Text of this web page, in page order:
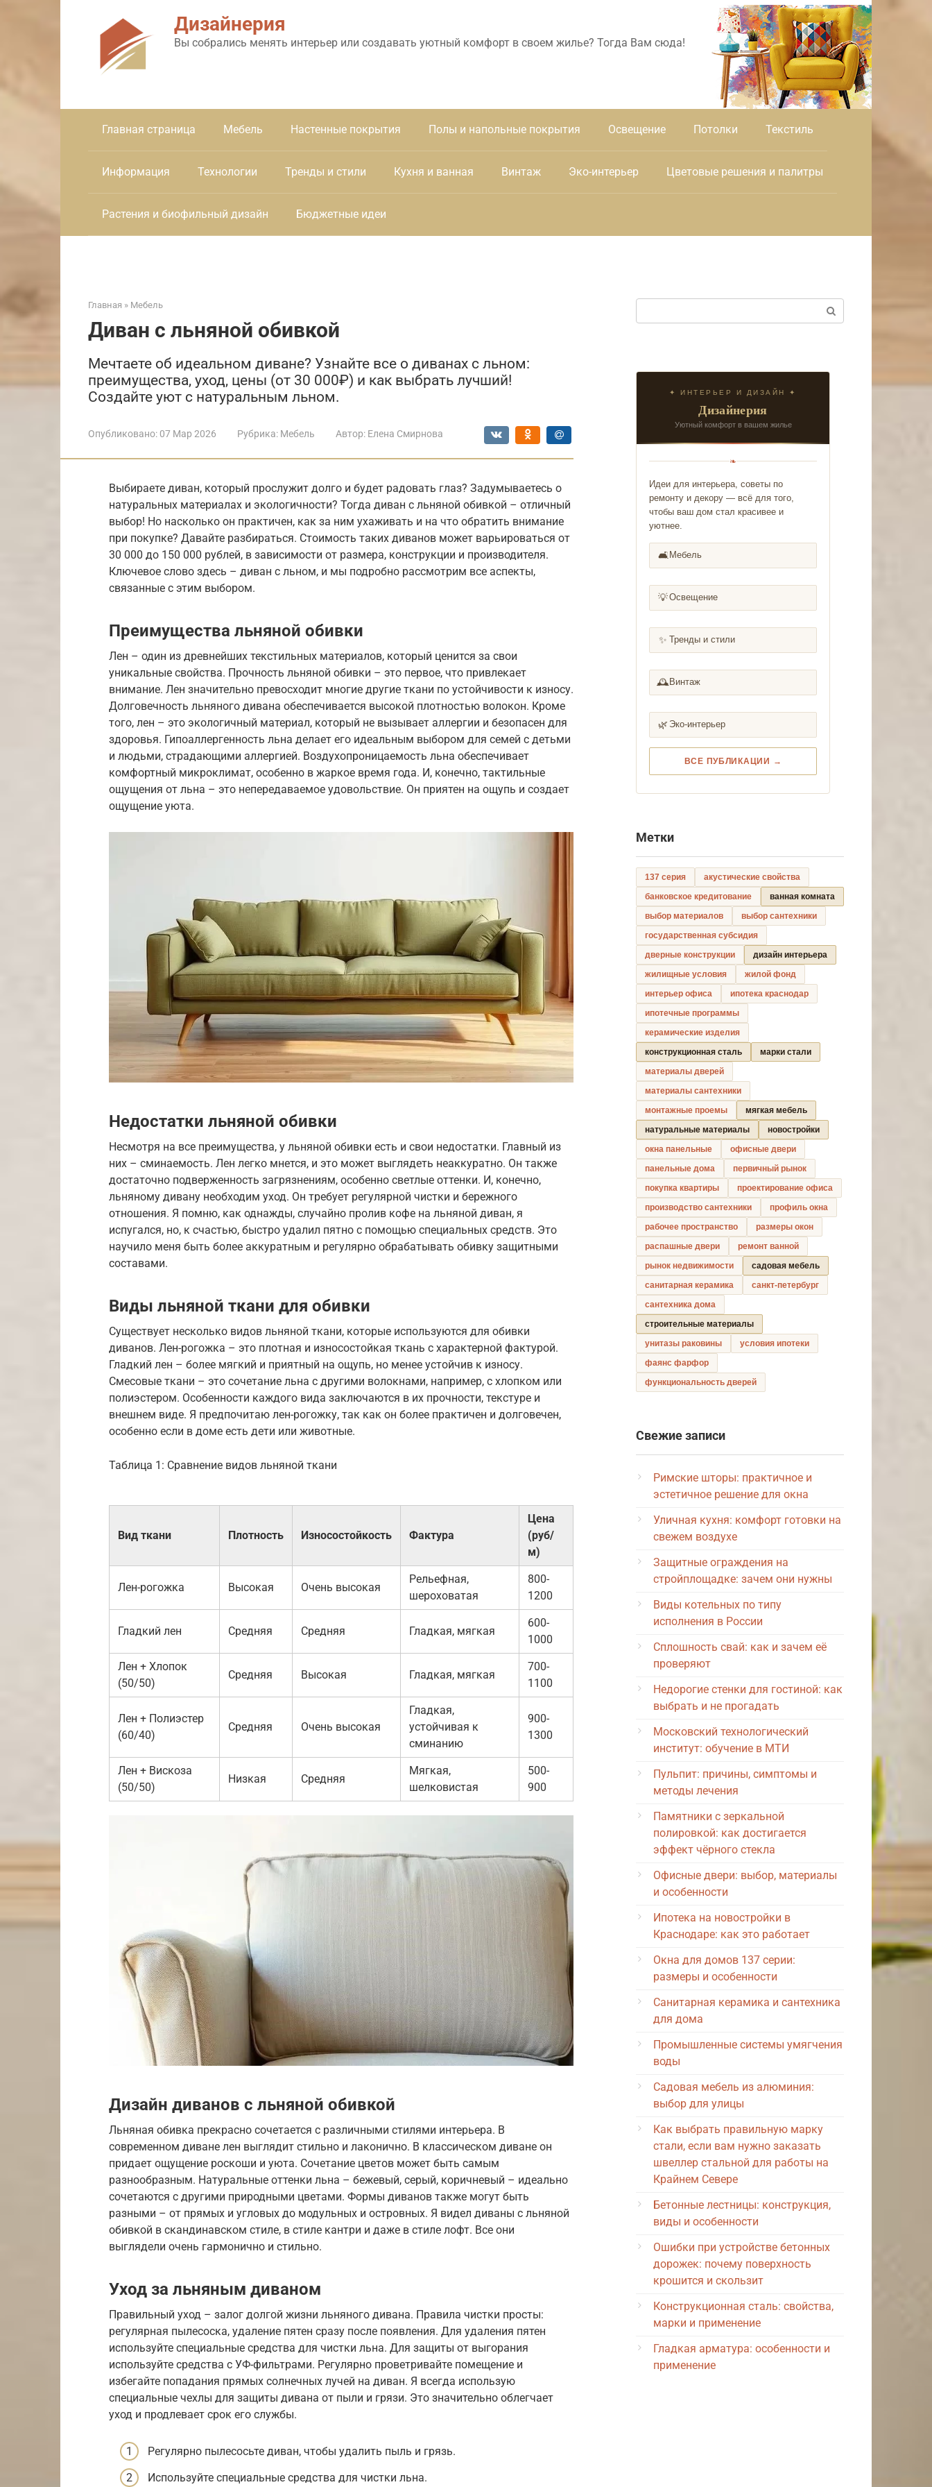
Дизайнерия
Вы собрались менять интерьер или создавать уютный комфорт в своем жилье? Тогда Вам сюда!
Главная страница Мебель Настенные покрытия Полы и напольные покрытия Освещение Потолки Текстиль
Информация Технологии Тренды и стили Кухня и ванная Винтаж Эко-интерьер Цветовые решения и палитры
Растения и биофильный дизайн Бюджетные идеи
Главная » Мебель
Диван с льняной обивкой
Мечтаете об идеальном диване? Узнайте все о диванах с льном:
преимущества, уход, цены (от 30 000₽) и как выбрать лучший!
Создайте уют с натуральным льном.
Опубликовано: 07 Мар 2026 Рубрика: Мебель Автор: Елена Смирнова
Выбираете диван, который прослужит долго и будет радовать глаз? Задумываетесь о
натуральных материалах и экологичности? Тогда диван с льняной обивкой – отличный
выбор! Но насколько он практичен, как за ним ухаживать и на что обратить внимание
при покупке? Давайте разбираться. Стоимость таких диванов может варьироваться от
30 000 до 150 000 рублей, в зависимости от размера, конструкции и производителя.
Ключевое слово здесь – диван с льном, и мы подробно рассмотрим все аспекты,
связанные с этим выбором.
Преимущества льняной обивки
Лен – один из древнейших текстильных материалов, который ценится за свои
уникальные свойства. Прочность льняной обивки – это первое, что привлекает
внимание. Лен значительно превосходит многие другие ткани по устойчивости к износу.
Долговечность льняного дивана обеспечивается высокой плотностью волокон. Кроме
того, лен – это экологичный материал, который не вызывает аллергии и безопасен для
здоровья. Гипоаллергенность льна делает его идеальным выбором для семей с детьми
и людьми, страдающими аллергией. Воздухопроницаемость льна обеспечивает
комфортный микроклимат, особенно в жаркое время года. И, конечно, тактильные
ощущения от льна – это непередаваемое удовольствие. Он приятен на ощупь и создает
ощущение уюта.
Недостатки льняной обивки
Несмотря на все преимущества, у льняной обивки есть и свои недостатки. Главный из
них – сминаемость. Лен легко мнется, и это может выглядеть неаккуратно. Он также
достаточно подверженность загрязнениям, особенно светлые оттенки. И, конечно,
льняному дивану необходим уход. Он требует регулярной чистки и бережного
отношения. Я помню, как однажды, случайно пролив кофе на льняной диван, я
испугался, но, к счастью, быстро удалил пятно с помощью специальных средств. Это
научило меня быть более аккуратным и регулярно обрабатывать обивку защитными
составами.
Виды льняной ткани для обивки
Существует несколько видов льняной ткани, которые используются для обивки
диванов. Лен-рогожка – это плотная и износостойкая ткань с характерной фактурой.
Гладкий лен – более мягкий и приятный на ощупь, но менее устойчив к износу.
Смесовые ткани – это сочетание льна с другими волокнами, например, с хлопком или
полиэстером. Особенности каждого вида заключаются в их прочности, текстуре и
внешнем виде. Я предпочитаю лен-рогожку, так как он более практичен и долговечен,
особенно если в доме есть дети или животные.
Таблица 1: Сравнение видов льняной ткани
Вид ткани Плотность Износостойкость Фактура
Цена
(руб/
м)
Лен-рогожка Высокая Очень высокая
Рельефная,
шероховатая
800-
1200
Гладкий лен Средняя Средняя Гладкая, мягкая
600-
1000
Лен + Хлопок
(50/50)
Средняя Высокая Гладкая, мягкая
700-
1100
Лен + Полиэстер
(60/40)
Средняя Очень высокая
Гладкая,
устойчивая к
сминанию
900-
1300
Лен + Вискоза
(50/50)
Низкая Средняя
Мягкая,
шелковистая
500-
900
Дизайн диванов с льняной обивкой
Льняная обивка прекрасно сочетается с различными стилями интерьера. В
современном диване лен выглядит стильно и лаконично. В классическом диване он
придает ощущение роскоши и уюта. Сочетание цветов может быть самым
разнообразным. Натуральные оттенки льна – бежевый, серый, коричневый – идеально
сочетаются с другими природными цветами. Формы диванов также могут быть
разными – от прямых и угловых до модульных и островных. Я видел диваны с льняной
обивкой в скандинавском стиле, в стиле кантри и даже в стиле лофт. Все они
выглядели очень гармонично и стильно.
Уход за льняным диваном
Правильный уход – залог долгой жизни льняного дивана. Правила чистки просты:
регулярная пылесоска, удаление пятен сразу после появления. Для удаления пятен
используйте специальные средства для чистки льна. Для защиты от выгорания
используйте средства с УФ-фильтрами. Регулярно проветривайте помещение и
избегайте попадания прямых солнечных лучей на диван. Я всегда использую
специальные чехлы для защиты дивана от пыли и грязи. Это значительно облегчает
уход и продлевает срок его службы.
Регулярно пылесосьте диван, чтобы удалить пыль и грязь.
Используйте специальные средства для чистки льна.
✦ ИНТЕРЬЕР И ДИЗАЙН ✦
Дизайнерия
Уютный комфорт в вашем жилье
❧
Идеи для интерьера, советы по
ремонту и декору — всё для того,
чтобы ваш дом стал красивее и
уютнее.
🛋️ Мебель
💡Освещение
✨ Тренды и стили
🕰️ Винтаж
🌿 Эко-интерьер
ВСЕ ПУБЛИКАЦИИ →
Метки
137 серия
акустические свойства
банковское кредитование
ванная комната
выбор материалов
выбор сантехники
государственная субсидия
дверные конструкции
дизайн интерьера
жилищные условия
жилой фонд
интерьер офиса
ипотека краснодар
ипотечные программы
керамические изделия
конструкционная сталь
марки стали
материалы дверей
материалы сантехники
монтажные проемы
мягкая мебель
натуральные материалы
новостройки
окна панельные
офисные двери
панельные дома
первичный рынок
покупка квартиры
проектирование офиса
производство сантехники
профиль окна
рабочее пространство
размеры окон
распашные двери
ремонт ванной
рынок недвижимости
садовая мебель
санитарная керамика
санкт-петербург
сантехника дома
строительные материалы
унитазы раковины
условия ипотеки
фаянс фарфор
функциональность дверей
Свежие записи
Римские шторы: практичное и
эстетичное решение для окна
Уличная кухня: комфорт готовки на
свежем воздухе
Защитные ограждения на
стройплощадке: зачем они нужны
Виды котельных по типу
исполнения в России
Сплошность свай: как и зачем её
проверяют
Недорогие стенки для гостиной: как
выбрать и не прогадать
Московский технологический
институт: обучение в МТИ
Пульпит: причины, симптомы и
методы лечения
Памятники с зеркальной
полировкой: как достигается
эффект чёрного стекла
Офисные двери: выбор, материалы
и особенности
Ипотека на новостройки в
Краснодаре: как это работает
Окна для домов 137 серии:
размеры и особенности
Санитарная керамика и сантехника
для дома
Промышленные системы умягчения
воды
Садовая мебель из алюминия:
выбор для улицы
Как выбрать правильную марку
стали, если вам нужно заказать
швеллер стальной для работы на
Крайнем Севере
Бетонные лестницы: конструкция,
виды и особенности
Ошибки при устройстве бетонных
дорожек: почему поверхность
крошится и скользит
Конструкционная сталь: свойства,
марки и применение
Гладкая арматура: особенности и
применение